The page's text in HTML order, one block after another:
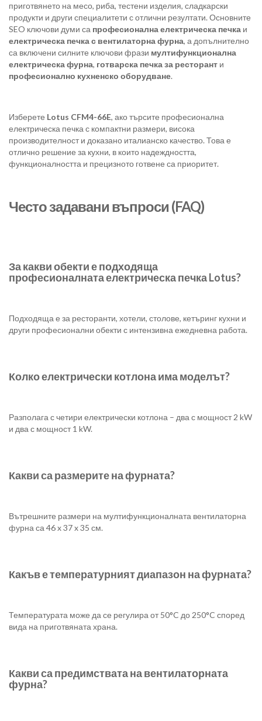
приготвянето на месо, риба, тестени изделия, сладкарски
продукти и други специалитети с отлични резултати. Основните
SEO ключови думи са професионална електрическа печка и
електрическа печка с вентилаторна фурна, а допълнително
са включени силните ключови фрази мултифункционална
електрическа фурна, готварска печка за ресторант и
професионално кухненско оборудване.
Изберете Lotus CFM4-66E, ако търсите професионална
електрическа печка с компактни размери, висока
производителност и доказано италианско качество. Това е
отлично решение за кухни, в които надеждността,
функционалността и прецизното готвене са приоритет.
Често задавани въпроси (FAQ)
За какви обекти е подходяща
професионалната електрическа печка Lotus?
Подходяща е за ресторанти, хотели, столове, кетъринг кухни и
други професионални обекти с интензивна ежедневна работа.
Колко електрически котлона има моделът?
Разполага с четири електрически котлона – два с мощност 2 kW
и два с мощност 1 kW.
Какви са размерите на фурната?
Вътрешните размери на мултифункционалната вентилаторна
фурна са 46 x 37 x 35 см.
Какъв е температурният диапазон на фурната?
Температурата може да се регулира от 50°C до 250°C според
вида на приготвяната храна.
Какви са предимствата на вентилаторната
фурна?